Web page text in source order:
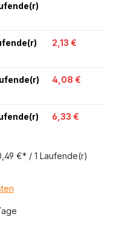
2,13 €
4,08 €
6,33 €
€* / 1 Laufende(r)